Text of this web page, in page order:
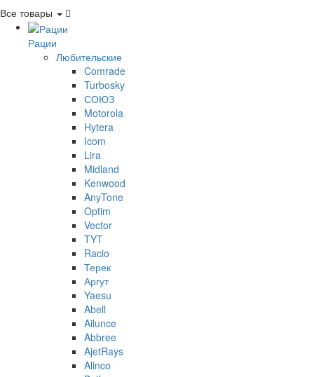
Все товары
Рации
Любительские
Comrade
Turbosky
СОЮЗ
Motorola
Hytera
Icom
Lira
Midland
Kenwood
AnyTone
Optim
Vector
TYT
Racio
Терек
Аргут
Yaesu
Abell
Ailunce
Abbree
AjetRays
Alinco